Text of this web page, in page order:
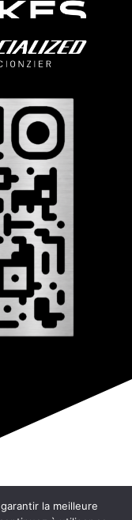
808
de la
la meilleure